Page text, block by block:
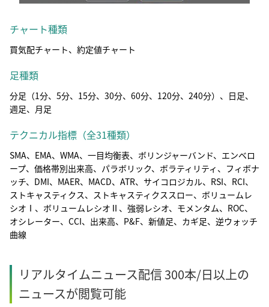
チャート種類
買気配チャート、約定値チャート
足種類
分足（1分、5分、15分、30分、60分、120分、240分）、日足、
週足、月足
テクニカル指標（全31種類）
SMA、EMA、WMA、一目均衡表、ボリンジャーバンド、エンベロ
ープ、価格帯別出来高、パラボリック、ボラティリティ、フィボナ
ッチ、DMI、MAER、MACD、ATR、サイコロジカル、RSI、RCI、
ストキャスティクス、ストキャスティクススロー、ボリュームレ
シオⅠ、ボリュームレシオⅡ、強弱レシオ、モメンタム、ROC、
オシレーター、CCI、出来高、P&F、新値足、カギ足、逆ウォッチ
曲線
リアルタイムニュース配信 300本/日以上の
ニュースが閲覧可能